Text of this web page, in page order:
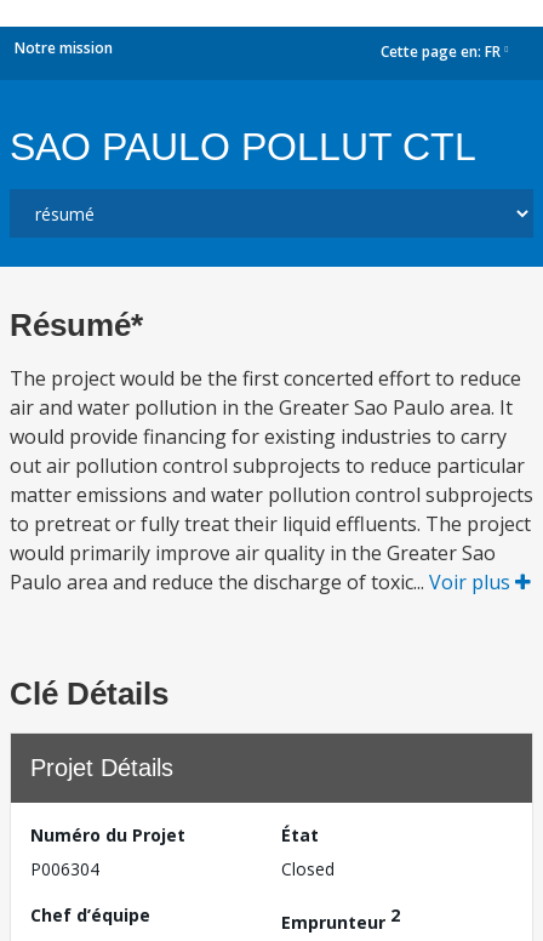
Notre mission Cette page en: FR
SAO PAULO POLLUT CTL
Résumé*
The project would be the first concerted effort to reduce
air and water pollution in the Greater Sao Paulo area. It
would provide financing for existing industries to carry
out air pollution control subprojects to reduce particular
matter emissions and water pollution control subprojects
to pretreat or fully treat their liquid effluents. The project
would primarily improve air quality in the Greater Sao
Paulo area and reduce the discharge of toxic... Voir plus
Clé Détails
Projet Détails
Numéro du Projet
P006304
État
Closed
Chef d’équipe
Emprunteur 2